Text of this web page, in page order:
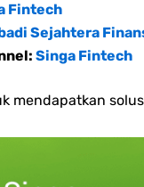
Fintech
Sejahtera
Singa Fintech
mendapatkan